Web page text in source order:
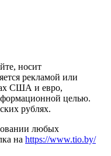
носит
рекламой или
США и евро,
целью.
рублях.
любых
на https://www.tio.by/